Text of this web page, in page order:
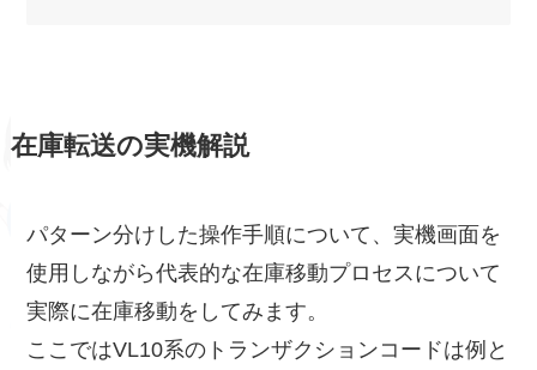
在庫転送の実機解説
パターン分けした操作手順について、実機画面を
使用しながら代表的な在庫移動プロセスについて
実際に在庫移動をしてみます。
ここではVL10系のトランザクションコードは例と